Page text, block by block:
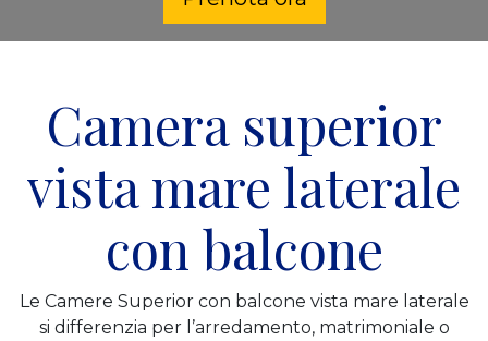
Camera superior
vista mare laterale
con balcone
Le Camere Superior con balcone vista mare laterale
si differenzia per l’arredamento, matrimoniale o